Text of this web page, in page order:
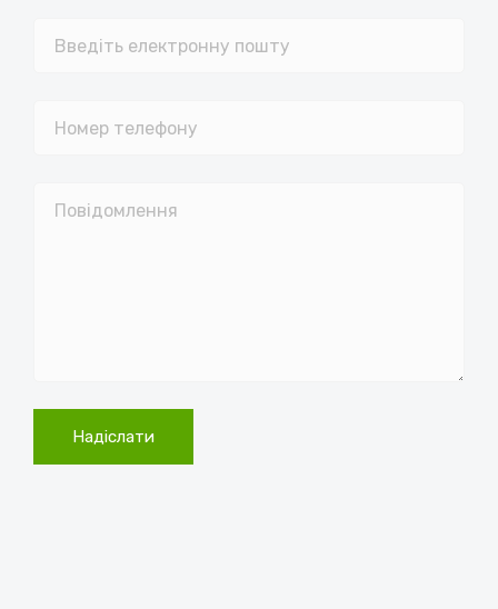
Надіслати